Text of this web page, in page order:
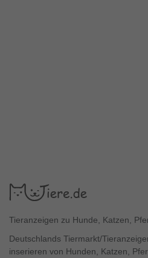
Tieranzeigen zu Hunde, Katzen,
Deutschlands Tiermarkt/
inserieren von Hunden, Katzen,